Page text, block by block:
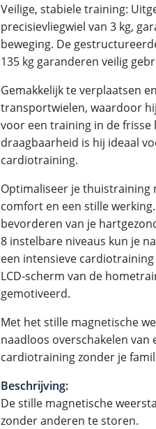
Veilige, stabiele training:
precisievliegwiel van 3 kg,
beweging. De
135 kg garanderen veilig
Gemakkelijk te verplaatsen
transportwielen, waardoor
voor een training in de
draagbaarheid is hij ideaal
cardiotraining.
Optimaliseer je thuistraining
comfort en een stille
bevorderen van je
8 instelbare niveaus kun je
een intensieve
LCD-scherm van de
gemotiveerd.
Met het stille magnetische
naadloos overschakelen
cardiotraining zonder je
Beschrijving:
De stille magnetische
zonder anderen te storen.